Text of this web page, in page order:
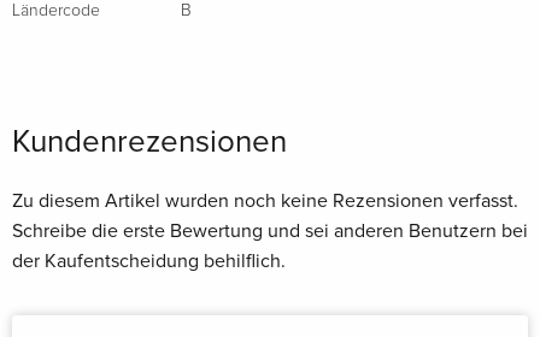
Ländercode
B
Kundenrezensionen
Zu diesem Artikel wurden noch keine Rezensionen verfasst.
Schreibe die erste Bewertung und sei anderen Benutzern bei
der Kaufentscheidung behilflich.